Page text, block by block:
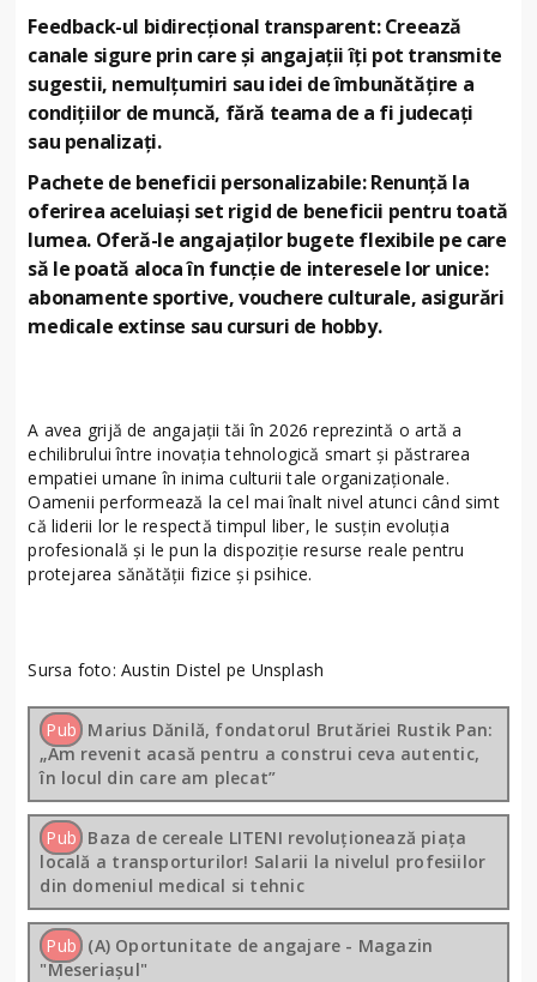
Feedback-ul bidirecțional transparent: Creează
canale sigure prin care și angajații îți pot transmite
sugestii, nemulțumiri sau idei de îmbunătățire a
condițiilor de muncă, fără teama de a fi judecați
sau penalizați.
Pachete de beneficii personalizabile: Renunță la
oferirea aceluiași set rigid de beneficii pentru toată
lumea. Oferă-le angajaților bugete flexibile pe care
să le poată aloca în funcție de interesele lor unice:
abonamente sportive, vouchere culturale, asigurări
medicale extinse sau cursuri de hobby.
A avea grijă de angajații tăi în 2026 reprezintă o artă a
echilibrului între inovația tehnologică smart și păstrarea
empatiei umane în inima culturii tale organizaționale.
Oamenii performează la cel mai înalt nivel atunci când simt
că liderii lor le respectă timpul liber, le susțin evoluția
profesională și le pun la dispoziție resurse reale pentru
protejarea sănătății fizice și psihice.
Sursa foto: Austin Distel pe Unsplash
Pub Marius Dănilă, fondatorul Brutăriei Rustik Pan:
„Am revenit acasă pentru a construi ceva autentic,
în locul din care am plecat”
Pub Baza de cereale LITENI revoluționează piața
locală a transporturilor! Salarii la nivelul profesiilor
din domeniul medical si tehnic
Pub (A) Oportunitate de angajare - Magazin
"Meseriașul"